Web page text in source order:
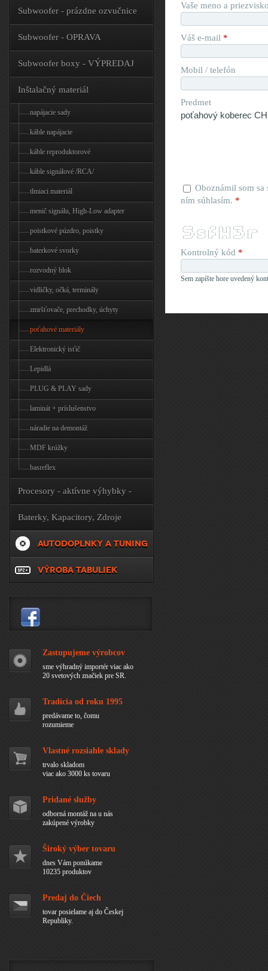
Vaše meno a
Váš e-mail *
Mobil / telefón
Predmet
Oboznámil som sa
ním súhlasím. *
/ ___|   ___   / _| | | | | |___ /   _ __
\___ \  / __| | |_  | |_| |   |_ \  | '__|
  ___) | \__ \ |  _| |  _  |  ___) | | |
|____/  |___/ |_|   |_| |_| |____/  |_|
Kontrolný kód *
Sem zapíšte hore uvedený
Subwoofer - prázdne ozvučnice
Subwoofer - OPRAVA
Subwoofer boxy - VÝPREDAJ
Inštalačný materiál
napájacie sady
káble napájacie
káble reproduktorové
káble signálové /RCA/
tlmiaci materiál
menič signálu, High-Low adapter
poistkové púzdro, poistky
baterkové svorky
rozvodný blok
vidličky, očká, terminály
zmršťovače, prechodky, úchyty
poťahové materiály
Elektronický isťič
Lepidlá
PLUG & PLAY sady
laminát + príslušenstvo
náradie na demontáž
MDF krúžky
basreflex
Procesory - aktívne výhybky -
príslušenstvo
Baterky, Kapacitory, Zdroje
AUTODOPLNKY A TUNING
VÝROBA TABULIEK
Zastupujeme výrobcov
sme výhradný importér viac ako
20 svetových značiek pre SR.
Tradícia od roku 1995
predávame to, čomu
rozumieme
Vlastné rozsiahle sklady
trvalo skladom
viac ako 3000 ks tovaru
Pridané služby
odborná montáž na u nás
zakúpené výrobky
Široký výber tovaru
dnes Vám ponúkame
10235 produktov
Predaj do Čiech
tovar posielame aj do Českej
Republiky.